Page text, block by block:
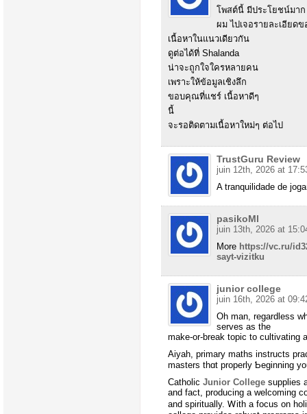
โพสต์นี้ มีประโยชน์มา
ผม ไปเจอรายละเอียดข
เนื้อหาในแนวเดียวกัน
ดูต่อได้ที่ Shalanda
น่าจะถูกใจใครหลายคน
เพราะให้ข้อมูลเชิงลึก
ขอบคุณที่แชร์ เนื้อหาดีๆ
นี้
จะรอติดตามเนื้อหาใหม่ๆ ต่อไป
TrustGuru Review
juin 12th, 2026 at
A tranquilidade de
pasikoMl
juin 13th, 2026 at
More https://vc.ru/
sayt-vizitku
junior college
juin 16th, 2026 at
Oh mаn, reɡardless
serves аs the
make-or-break topic to cultivating
Aiyah, primary maths instructs
masters thɑt properly Ƅeginning
Catholic Junior Collegesupplies
and fact, producing a welcoming
and spiritually. Ꮃith a focus on